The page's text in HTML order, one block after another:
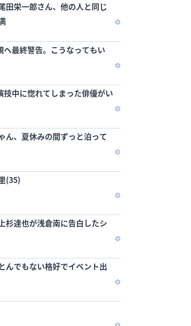
田栄一郎さん、他の人と同じ
へ最終警告。こうなってもい
技中に惚れてしまった俳優がい
ん、夏休みの間ずっと泊って
(35)
杉達也が浅倉南に告白したシ
んでもない格好でイベント出